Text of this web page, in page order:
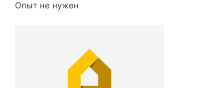
Опыт не нужен